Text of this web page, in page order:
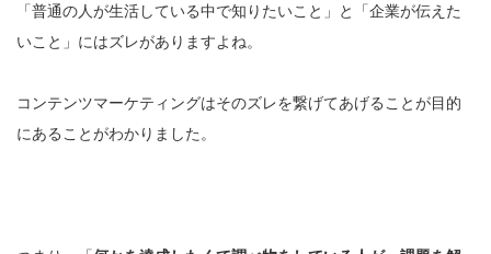
「普通の人が生活している中で知りたいこと」と「企業が伝えた
いこと」にはズレがありますよね。
コンテンツマーケティングはそのズレを繋げてあげることが目的
にあることがわかりました。